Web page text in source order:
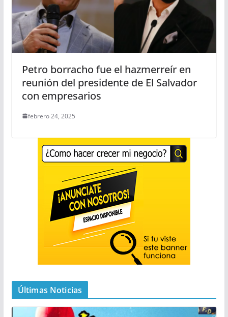
Petro borracho fue el hazmerreír en
reunión del presidente de El Salvador
con empresarios
febrero 24, 2025
Últimas Noticias